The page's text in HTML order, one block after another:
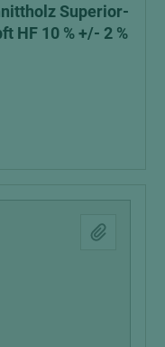
Superior-
HF 10 % +/- 2 %